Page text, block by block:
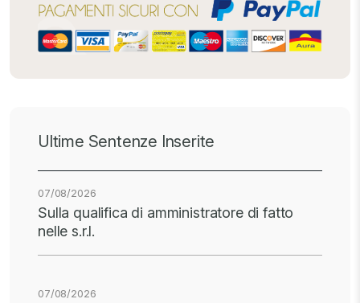
Ultime Sentenze Inserite
07/08/2026
Sulla qualifica di amministratore di fatto
nelle s.r.l.
07/08/2026